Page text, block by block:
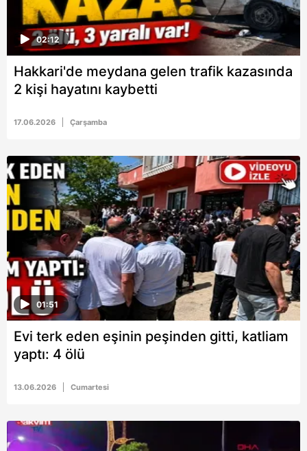
02:12
Hakkari'de meydana gelen trafik kazasında
2 kişi hayatını kaybetti
17.06.2026 Çarşamba
01:51
Evi terk eden eşinin peşinden gitti, katliam
yaptı: 4 ölü
13.06.2026 Cumartesi